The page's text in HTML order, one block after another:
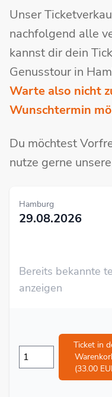
Unser
nachfolgend alle
kannst dir dein
Genusstour in
Warte also nicht
Wunschtermin
Du möchtest
nutze gerne unsere
Hamburg
29.08.2026
Bereits bekannte
anzeigen
Ticket in
(33.00